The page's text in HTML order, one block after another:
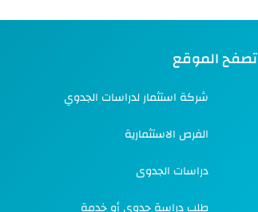
تصفح الموقع
شركة استثمار لدراسات الجدوي
الفرص الاستثمارية
دراسات الجدوى